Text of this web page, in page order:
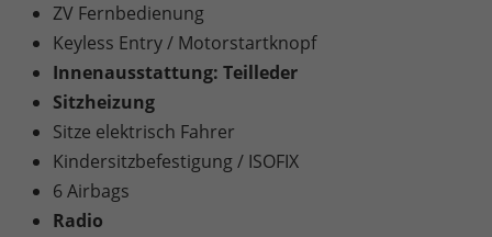
ZV Fernbedienung
Keyless Entry / Motorstartknopf
Innenausstattung: Teilleder
Sitzheizung
Sitze elektrisch Fahrer
Kindersitzbefestigung / ISOFIX
6 Airbags
Radio